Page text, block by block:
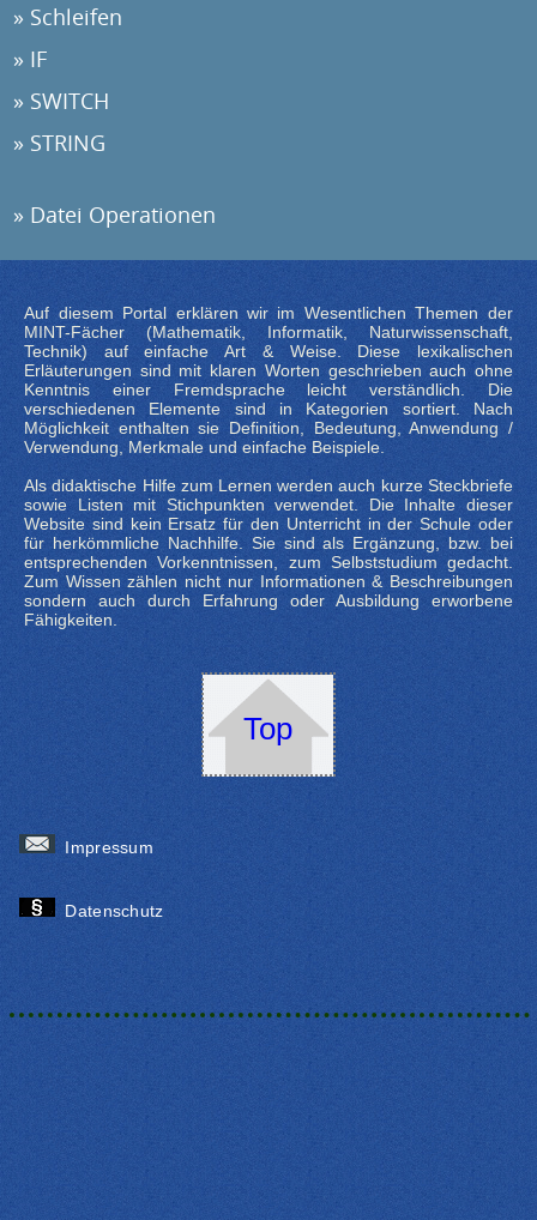
Schleifen
IF
SWITCH
STRING
Datei Operationen
Auf diesem Portal erklären wir im Wesentlichen Themen der
MINT-Fächer (Mathematik, Informatik, Naturwissenschaft,
Technik) auf einfache Art & Weise. Diese lexikalischen
Erläuterungen sind mit klaren Worten geschrieben auch ohne
Kenntnis einer Fremdsprache leicht verständlich. Die
verschiedenen Elemente sind in Kategorien sortiert. Nach
Möglichkeit enthalten sie Definition, Bedeutung, Anwendung /
Verwendung, Merkmale und einfache Beispiele.
Als didaktische Hilfe zum Lernen werden auch kurze Steckbriefe
sowie Listen mit Stichpunkten verwendet. Die Inhalte dieser
Website sind kein Ersatz für den Unterricht in der Schule oder
für herkömmliche Nachhilfe. Sie sind als Ergänzung, bzw. bei
entsprechenden Vorkenntnissen, zum Selbststudium gedacht.
Zum Wissen zählen nicht nur Informationen & Beschreibungen
sondern auch durch Erfahrung oder Ausbildung erworbene
Fähigkeiten.
Top
Impressum
Datenschutz